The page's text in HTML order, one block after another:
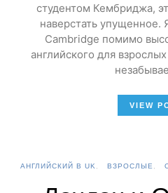
студентом Кембриджа,
наверстать упущенное.
Cambridge помимо
английского для
VIEW
АНГЛИЙСКИЙ В UK ВЗРОСЛЫЕ